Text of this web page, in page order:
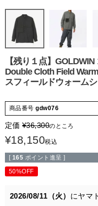
【残り１点】
Double Cloth Field
スフィールドウォーム
商品番号 gdw076
定価 ¥36,300のところ
¥18,150税込
[ 165 ポイント進呈 ]
50%OFF
2026/08/11（火） にヤマ